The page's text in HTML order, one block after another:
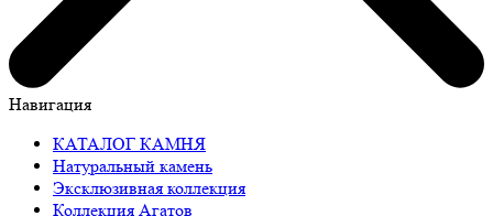
Навигация
КАТАЛОГ КАМНЯ
Натуральный камень
Эксклюзивная коллекция
Коллекция Агатов